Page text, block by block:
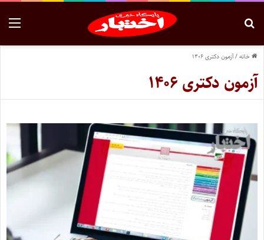
خانه/آزمون دکتری ۱۴۰۶
آزمون دکتری ۱۴۰۶